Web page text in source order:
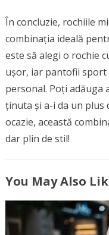
În concluzie, rochiile
combinația ideală
este să alegi o rochie
ușor, iar pantofii
personal. Poți adăuga
ținuta și a-i da un plus
ocazie, această
dar plin de stil!
You May Also